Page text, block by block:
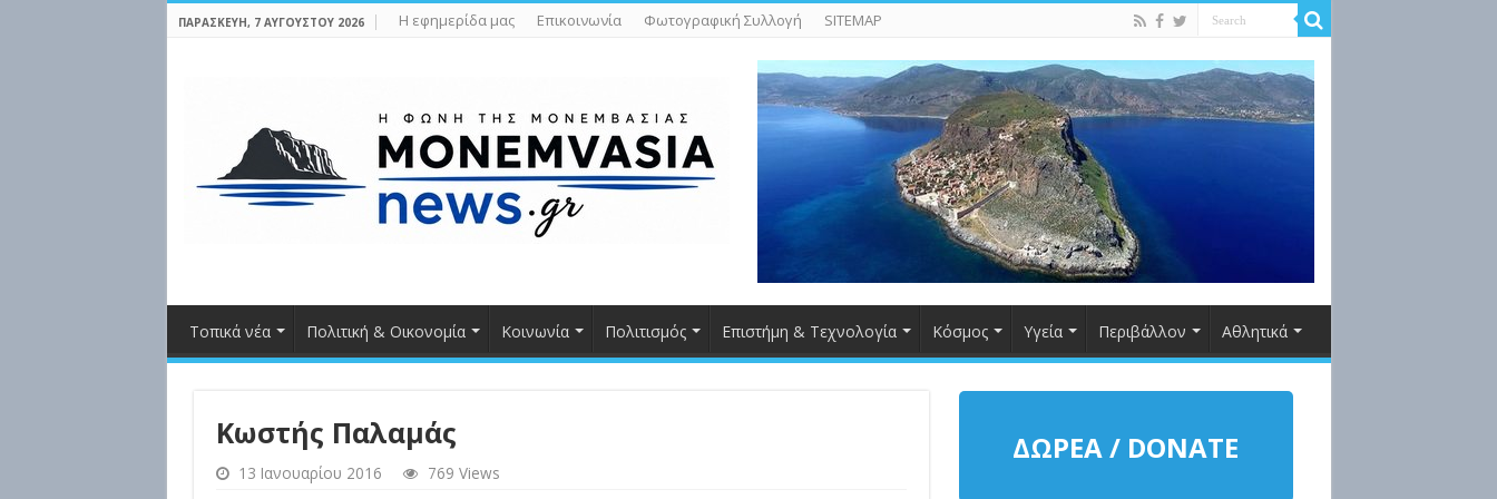
ΠΑΡΑΣΚΕΥΉ, 7 ΑΥΓΟΎΣΤΟΥ 2026 Η εφημερίδα μας Επικοινωνία Φωτογραφική Συλλογή SITEMAP
Τοπικά νέα Πολιτική & Οικονομία Κοινωνία Πολιτισμός Επιστήμη & Τεχνολογία Κόσμος Υγεία Περιβάλλον Αθλητικά
Κωστής Παλαμάς
13 Ιανουαρίου 2016 769 Views
ΔΩΡΕΑ / DONATE